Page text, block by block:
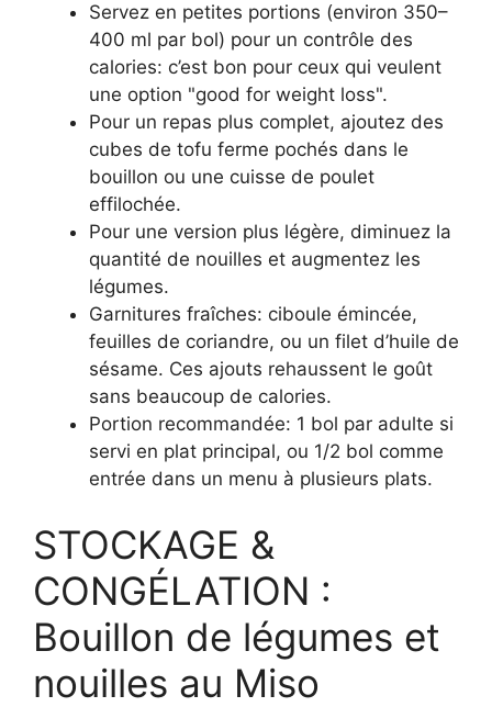
Servez en petites portions (environ 350–
400 ml par bol) pour un contrôle des
calories: c’est bon pour ceux qui veulent
une option "good for weight loss".
Pour un repas plus complet, ajoutez des
cubes de tofu ferme pochés dans le
bouillon ou une cuisse de poulet
effilochée.
Pour une version plus légère, diminuez la
quantité de nouilles et augmentez les
légumes.
Garnitures fraîches: ciboule émincée,
feuilles de coriandre, ou un filet d’huile de
sésame. Ces ajouts rehaussent le goût
sans beaucoup de calories.
Portion recommandée: 1 bol par adulte si
servi en plat principal, ou 1/2 bol comme
entrée dans un menu à plusieurs plats.
STOCKAGE &
CONGÉLATION :
Bouillon de légumes et
nouilles au Miso